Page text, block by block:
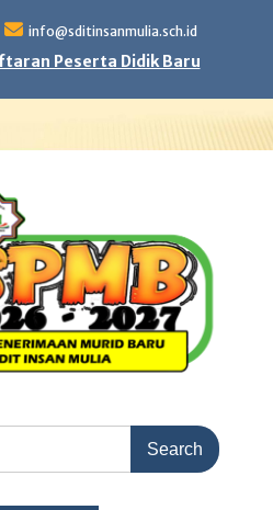
info@sditinsanmulia.sch.id
Peserta Didik Baru